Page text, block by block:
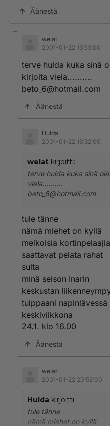
Äänestä
welat
2001-01-22 13:53:00
terve hulda kuka sinä
kirjoita viela..........
beto_6@hotmail.com
Äänestä
Hulda
2001-01-22 16:32:00
welat kirjoitti:
terve hulda kuka sinä
viela..........
beto_6@hotmail.com
tule tänne
nämä miehet on kyllä
melkoisia kortinpelaajia
saattavat pelata rahat
sulta
minä seison Inarin
keskustan
tulppaani napinlävessä
keskiviikkona
24.1. klo 16.00
Äänestä
welat
2001-01-22 20:52:00
Hulda kirjoitti:
tule tänne
nämä miehet on kyllä